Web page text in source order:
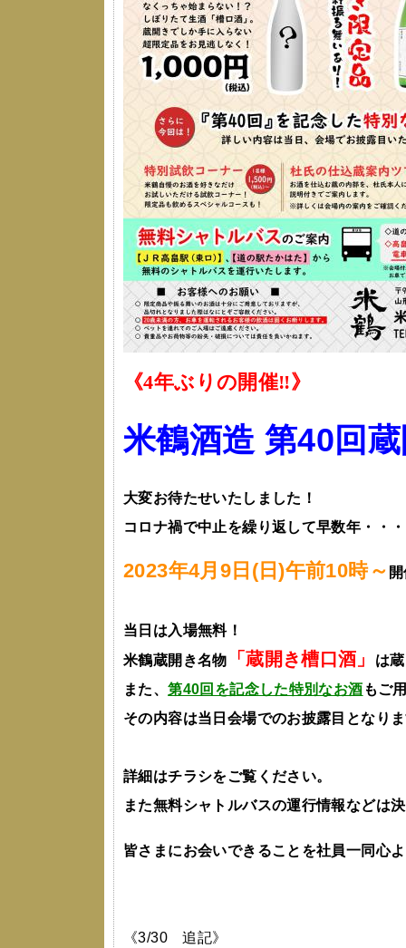
《4年ぶりの開催‼》
米鶴酒造 第40回
大変お待たせいたしました！
コロナ禍で中止を繰り返して早数年・・・
2023年4月9日(日)午前10時～
当日は入場無料！
米鶴蔵開き名物
「蔵開き槽口酒」
は
また、第40回を記念した特別なお酒 もご
その内容は当日会場でのお披露目となり
詳細はチラシをご覧ください。
また無料シャトルバスの運行情報などは
皆さまにお会いできることを社員一同心
《3/30 追記》